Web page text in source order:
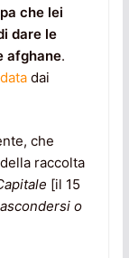
che lei
dare le
afghane.
dai
che
raccolta
[il 15
o